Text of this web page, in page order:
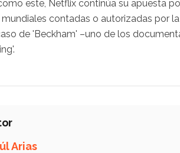
este, Netflix continúa su apuesta
contadas o autorizadas por
de 'Beckham' –uno de los
Arias